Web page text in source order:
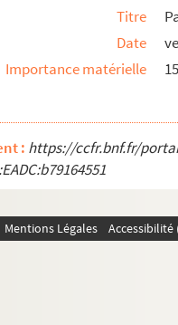
Titre
Date
Importance matérielle
: https://ccfr.bnf.fr/
Mentions Légales